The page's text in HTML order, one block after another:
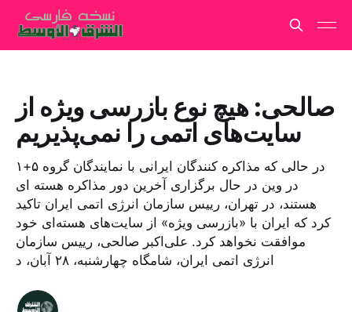
صالحی: هیچ نوع بازرسی ویژه از
سایت‌های اتمی را نمی‌پذیریم
در حالی که مذاکره کنندگان ایرانی با نمایندگان گروه ۵+۱
در وین در حال برگزاری آخرین دور مذاکره هسته ای
هستند، در تهران، رییس سازمان انرژی اتمی ایران تاکید
کرد که ایران با «بازرسی ویژه» از سایت‌های هسته‌ای خود
موافقت نخواهد کرد. علی‌اکبر صالحی، رییس سازمان
انرژی اتمی ایران، شامگاه چهارشنبه، ۲۸ آبان، د